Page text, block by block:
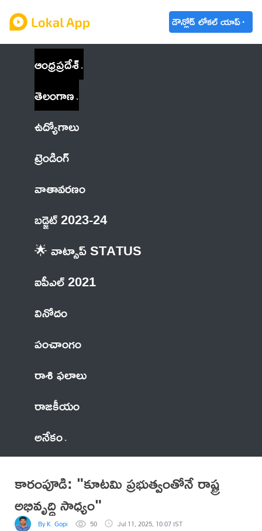
డౌన్లోడ్ లోకల్ యాప్
ఆంధ్రప్రదేశ్
తెలంగాణ
ఉద్యోగాలు
ట్రెండింగ్
వాతావరణం
బడ్జెట్ 2023-24
🌟 వాట్సాప్ STATUS
ఐపీఎల్ 2021
వినోదం
పంచాంగం
రాశి ఫలాలు
రాజకీయం
అనేకం
కారంపూడి: "కూటమి ప్రభుత్వంతోనే రాష్ట్ర
అభివృద్ధి సాధ్యం"
By K. Gopi 50 Jul 11, 2025, 10:07 IST